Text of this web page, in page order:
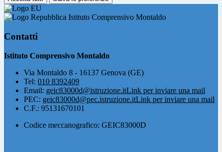
Istituto Comprensivo Montaldo
Contatti
Istituto Comprensivo Montaldo
Via Montaldo 8 - 16137 Genova (GE)
Tel: 010 8392409
Email: geic83000d@istruzione.itLink per inviare una mail
PEC: geic83000d@pec.istruzione.itLink per inviare una mail
C.F.: 95131670101
Codice meccanografico: GEIC83000D